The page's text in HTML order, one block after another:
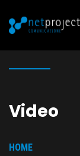
Video
HOME